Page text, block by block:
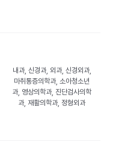
내과, 신경과, 외과, 신경외과,
마취통증의학과, 소아청소년
과, 영상의학과, 진단검사의학
과, 재활의학과, 정형외과